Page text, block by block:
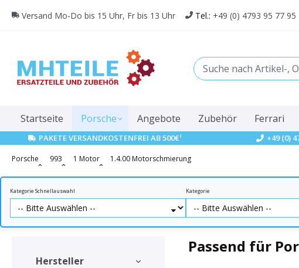
Zur Hauptnavigation springen
Versand Mo-Do bis 15 Uhr, Fr bis 13 Uhr Tel.: +49 (0) 4793 95 77 95
Startseite Porsche Angebote Zubehör Ferrari
PAKETE VERSANDKOSTENFREI AB 500€1 +49 (0)
Porsche 993 1 Motor 1.4.00 Motorschmierung
Kategorie Schnellauswahl Kategorie
Hersteller
Passend für